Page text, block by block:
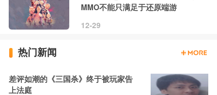
MMO不能只满足于还原端游
12-29
热门新闻
差评如潮的《三国杀》终于被玩家告
上法庭